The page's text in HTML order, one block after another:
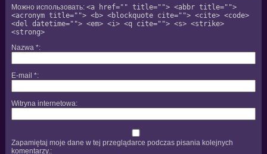
Можно использовать: <a href="" title=""> <abbr title="">
<acronym title=""> <b> <blockquote cite=""> <cite> <code>
<del datetime=""> <em> <i> <q cite=""> <s> <strike>
<strong>
Nazwa *
E-mail *
Witryna internetowa
Zapamiętaj moje dane w tej przeglądarce podczas pisania kolejnych
komentarzy.